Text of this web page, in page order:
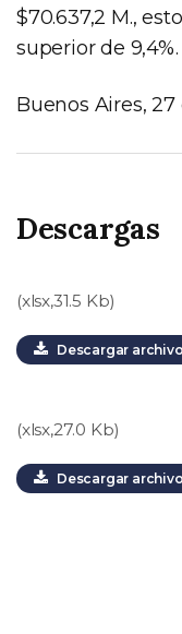
$70.637,2 M.,
superior de 9,4%.
Buenos Aires, 27
Descargas
(xlsx,31.5 Kb)
Descargar archivo
(xlsx,27.0 Kb)
Descargar archivo